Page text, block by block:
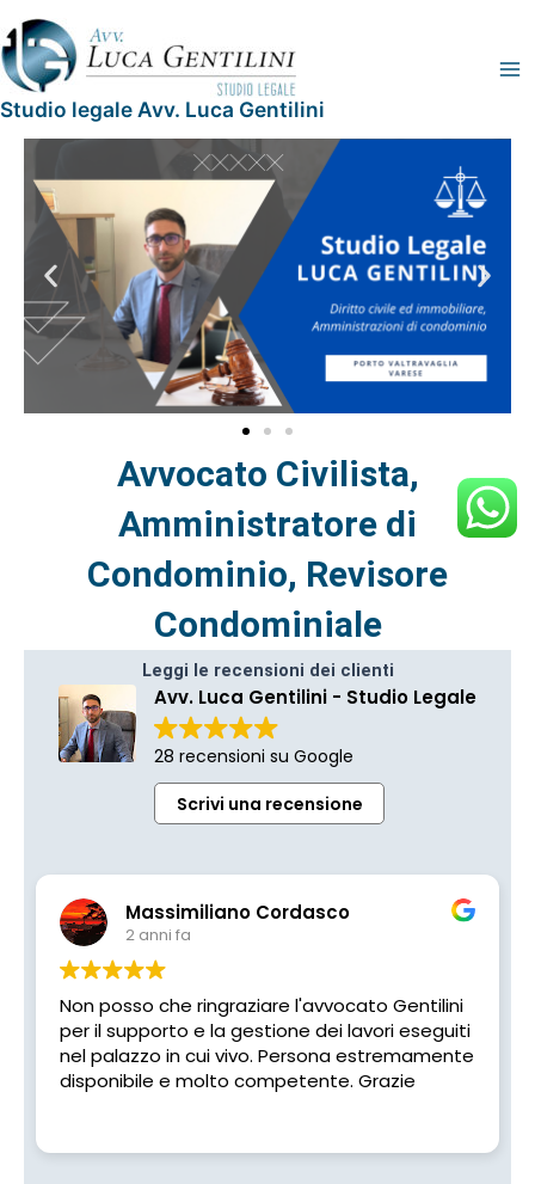
al
contenuto
Studio legale Avv. Luca Gentilini
Avvocato Civilista,
Amministratore di
Condominio, Revisore
Condominiale
Leggi le recensioni dei clienti
Avv. Luca Gentilini - Studio Legale
28 recensioni su Google
Scrivi una recensione
Massimiliano Cordasco
2 anni fa
Non posso che ringraziare l'avvocato Gentilini
per il supporto e la gestione dei lavori eseguiti
nel palazzo in cui vivo. Persona estremamente
disponibile e molto competente. Grazie